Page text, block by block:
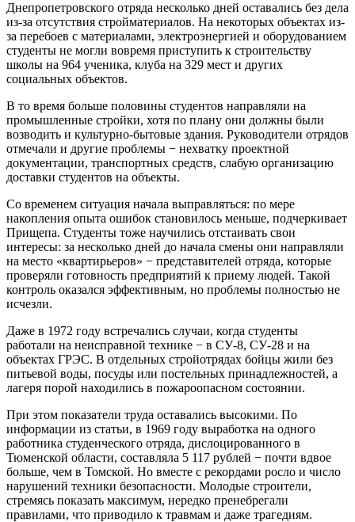
Днепропетровского отряда несколько дней оставались без дела
из-за отсутствия стройматериалов. На некоторых объектах из-
за перебоев с материалами, электроэнергией и оборудованием
студенты не могли вовремя приступить к строительству
школы на 964 ученика, клуба на 329 мест и других
социальных объектов.
В то время больше половины студентов направляли на
промышленные стройки, хотя по плану они должны были
возводить и культурно-бытовые здания. Руководители отрядов
отмечали и другие проблемы − нехватку проектной
документации, транспортных средств, слабую организацию
доставки студентов на объекты.
Со временем ситуация начала выправляться: по мере
накопления опыта ошибок становилось меньше, подчеркивает
Прищепа. Студенты тоже научились отстаивать свои
интересы: за несколько дней до начала смены они направляли
на место «квартирьеров» − представителей отряда, которые
проверяли готовность предприятий к приему людей. Такой
контроль оказался эффективным, но проблемы полностью не
исчезли.
Даже в 1972 году встречались случаи, когда студенты
работали на неисправной технике − в СУ-8, СУ-28 и на
объектах ГРЭС. В отдельных стройотрядах бойцы жили без
питьевой воды, посуды или постельных принадлежностей, а
лагеря порой находились в пожароопасном состоянии.
При этом показатели труда оставались высокими. По
информации из статьи, в 1969 году выработка на одного
работника студенческого отряда, дислоцированного в
Тюменской области, составляла 5 117 рублей − почти вдвое
больше, чем в Томской. Но вместе с рекордами росло и число
нарушений техники безопасности. Молодые строители,
стремясь показать максимум, нередко пренебрегали
правилами, что приводило к травмам и даже трагедиям.